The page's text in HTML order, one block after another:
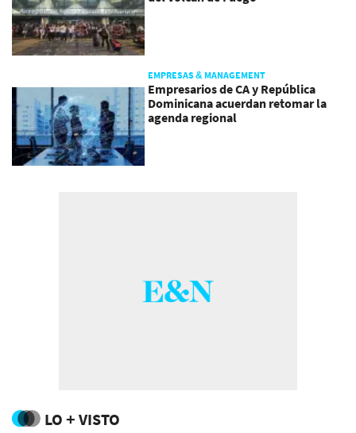
EMPRESAS & MANAGEMENT
Empresarios de CA y República
Dominicana acuerdan retomar la
agenda regional
LO + VISTO